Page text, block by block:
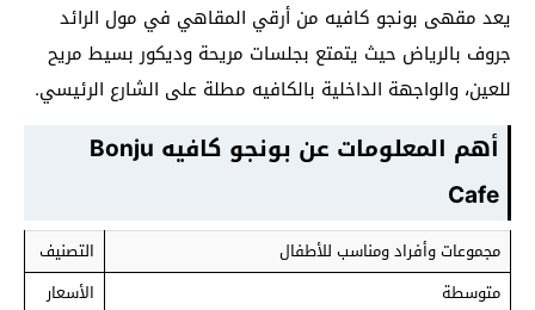
يعد مقهى بونجو كافيه من أرقي المقاهي في مول الرائد
جروف بالرياض حيث يتمتع بجلسات مريحة وديكور بسيط مريح
للعين، والواجهة الداخلية بالكافيه مطلة على الشارع الرئيسي.
أهم المعلومات عن بونجو كافيه Bonju
Cafe
مجموعات وأفراد ومناسب للأطفال
التصنيف
متوسطة
الأسعار